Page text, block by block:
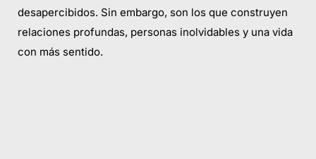
desapercibidos. Sin embargo, son los que construyen
relaciones profundas, personas inolvidables y una vida
con más sentido.